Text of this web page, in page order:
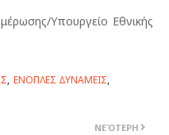
Υπουργείο Εθνικής
ΕΝΟΠΛΕΣ ΔΥΝΑΜΕΙΣ
ΝΕΌΤΕΡΗ